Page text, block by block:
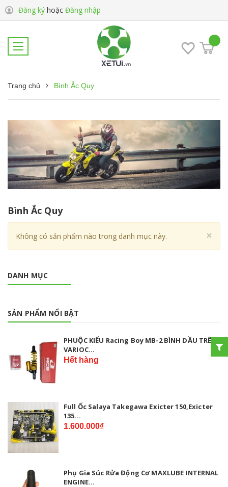
Đăng ký hoặc Đăng nhập
Trang chủ Bình Ắc Quy
Bình Ắc Quy
×
Không có sản phẩm nào trong danh mục này.
DANH MỤC
SẢN PHẨM NỔI BẬT
PHUỘC KIỂU Racing Boy MB-2 BÌNH DẦU TRÊN
VARIOC...
Hết hàng
Full Ốc Salaya Takegawa Exicter 150,Exicter
135...
1.600.000₫
Phụ Gia Súc Rửa Động Cơ MAXLUBE INTERNAL
ENGINE...